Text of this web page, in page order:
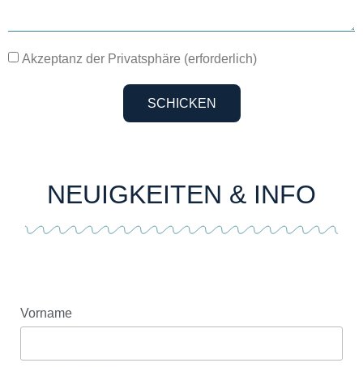
Akzeptanz der Privatsphäre (erforderlich)
SCHICKEN
NEUIGKEITEN & INFO
Vorname